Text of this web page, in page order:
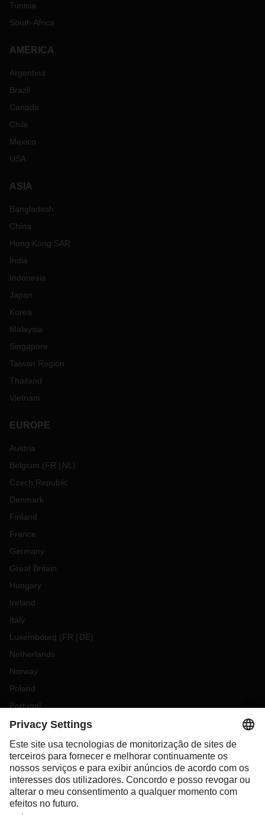
Tunisia
South Africa
AMERICA
Argentina
Brazil
Canada
Chile
Mexico
USA
ASIA
Bangladesh
China
Hong Kong SAR
India
Indonesia
Japan
Korea
Malaysia
Singapore
Taiwan Region
Thailand
Vietnam
EUROPE
Austria
Belgium (FR NL)
Czech Republic
Denmark
Finland
France
Germany
Great Britain
Hungary
Ireland
Italy
Luxembourg (FR DE)
Netherlands
Norway
Poland
Portugal
Romania
Slovakia
Spain
Sweden
Switzerland (DE FR)
Türkiye